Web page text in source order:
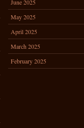
June 2025
May 2025
April 2025
March 2025
February 2025